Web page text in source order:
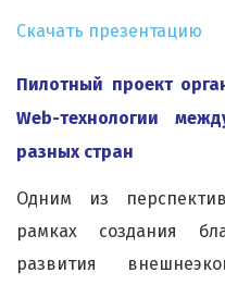
Скачать презентацию
Пилотный проект
Web-технологии
разных стран
Одним из
рамках создания
развития